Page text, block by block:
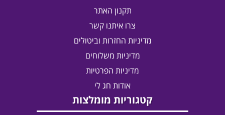
תקנון האתר
צרו איתנו קשר
מדיניות החזרות וביטולים
מדיניות משלוחים
מדיניות הפרטיות
אודות חג לי
קטגוריות מומלצות